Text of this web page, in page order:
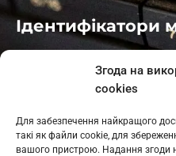
Згода на
cookies
Для забезпечення найкращого
такі як файли cookie, для
вашого пристрою. Надання згоди
Ідентифікатори
: L11-01410
: L11-01801
Косів: L11-01805
Гарасимів: L11-02274